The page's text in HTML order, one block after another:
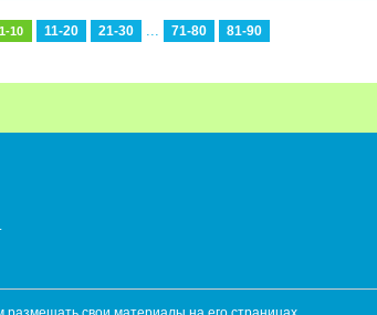
1-10 11-20 21-30 ... 71-80 81-90